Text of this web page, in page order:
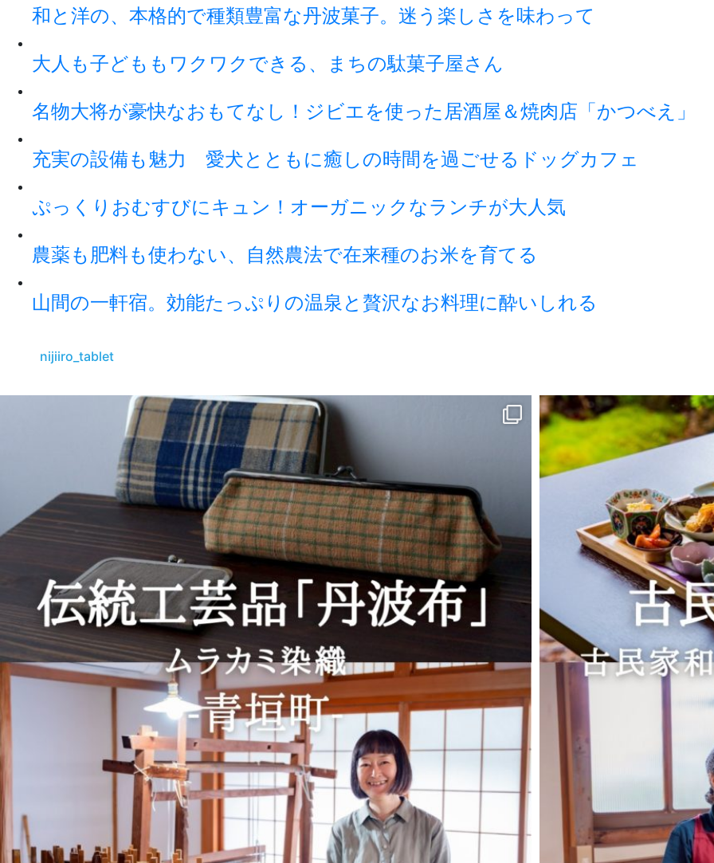
和と洋の、本格的で種類豊富な丹波菓子。迷う楽しさを味わって
大人も子どももワクワクできる、まちの駄菓子屋さん
名物大将が豪快なおもてなし！ジビエを使った居酒屋＆焼肉店「かつべえ」
充実の設備も魅力 愛犬とともに癒しの時間を過ごせるドッグカフェ
ぷっくりおむすびにキュン！オーガニックなランチが大人気
農薬も肥料も使わない、自然農法で在来種のお米を育てる
山間の一軒宿。効能たっぷりの温泉と贅沢なお料理に酔いしれる
nijiiro_tablet